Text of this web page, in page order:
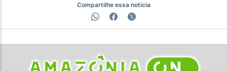
Compartilhe essa notícia